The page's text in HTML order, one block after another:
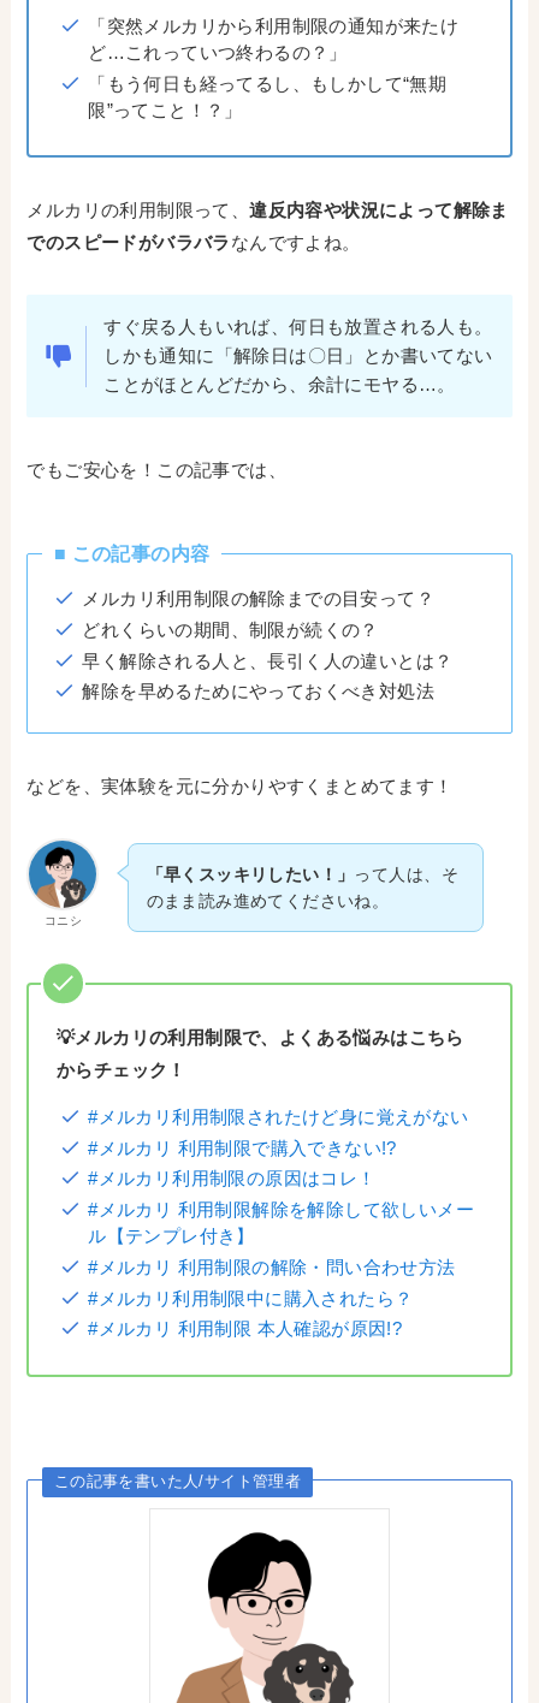
「突然メルカリから利用制限の通知が来たけ
ど…これっていつ終わるの？」
「もう何日も経ってるし、もしかして“無期
限”ってこと！？」
メルカリの利用制限って、違反内容や状況によって解除ま
でのスピードがバラバラなんですよね。
すぐ戻る人もいれば、何日も放置される人も。
しかも通知に「解除日は〇日」とか書いてない
ことがほとんどだから、余計にモヤる…。
でもご安心を！この記事では、
■ この記事の内容
メルカリ利用制限の解除までの目安って？
どれくらいの期間、制限が続くの？
早く解除される人と、長引く人の違いとは？
解除を早めるためにやっておくべき対処法
などを、実体験を元に分かりやすくまとめてます！
コニシ
「早くスッキリしたい！」 って人は、そ
のまま読み進めてくださいね。
💡メルカリの利用制限で、よくある悩みはこちら
からチェック！
#メルカリ利用制限されたけど身に覚えがない
#メルカリ 利用制限で購入できない!?
#メルカリ利用制限の原因はコレ！
#メルカリ 利用制限解除を解除して欲しいメー
ル【テンプレ付き】
#メルカリ 利用制限の解除・問い合わせ方法
#メルカリ利用制限中に購入されたら？
#メルカリ 利用制限 本人確認が原因!?
この記事を書いた人/サイト管理者